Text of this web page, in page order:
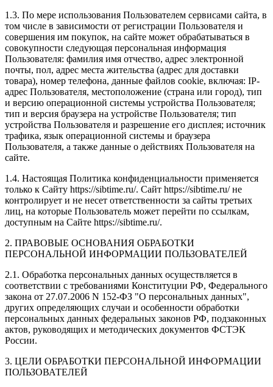
1.3. По мере использования Пользователем сервисами сайта, в
том числе в зависимости от регистрации Пользователя и
совершения им покупок, на сайте может обрабатываться в
совокупности следующая персональная информация
Пользователя: фамилия имя отчество, адрес электронной
почты, пол, адрес места жительства (адрес для доставки
товара), номер телефона, данные файлов cookie, включая: IP-
адрес Пользователя, местоположение (страна или город), тип
и версию операционной системы устройства Пользователя;
тип и версия браузера на устройстве Пользователя; тип
устройства Пользователя и разрешение его дисплея; источник
трафика, язык операционной системы и браузера
Пользователя, а также данные о действиях Пользователя на
сайте.
1.4. Настоящая Политика конфиденциальности применяется
только к Сайту https://sibtime.ru/. Сайт https://sibtime.ru/ не
контролирует и не несет ответственности за сайты третьих
лиц, на которые Пользователь может перейти по ссылкам,
доступным на Сайте https://sibtime.ru/.
2. ПРАВОВЫЕ ОСНОВАНИЯ ОБРАБОТКИ
ПЕРСОНАЛЬНОЙ ИНФОРМАЦИИ ПОЛЬЗОВАТЕЛЕЙ
2.1. Обработка персональных данных осуществляется в
соответствии с требованиями Конституции РФ, Федерального
закона от 27.07.2006 N 152-ФЗ "О персональных данных",
других определяющих случаи и особенности обработки
персональных данных федеральных законов РФ, подзаконных
актов, руководящих и методических документов ФСТЭК
России.
3. ЦЕЛИ ОБРАБОТКИ ПЕРСОНАЛЬНОЙ ИНФОРМАЦИИ
ПОЛЬЗОВАТЕЛЕЙ